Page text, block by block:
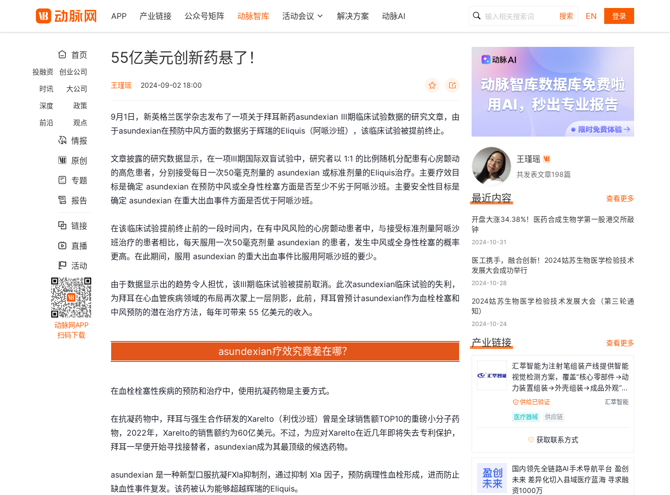
APP 产业链接 公众号矩阵 动脉智库 活动会议 解决方案 动脉AI 搜索 EN 登录
 首页
投融资
创业公司
时讯
大公司
深度
政策
前沿
观点
 情报
 原创
 专题
 报告
 链接
 直播
 活动
动脉网APP
扫码下载
55亿美元创新药悬了！
王瑾瑶 2024-09-02 18:00  
9月1日，新英格兰医学杂志发布了一项关于拜耳新药asundexian Ⅲ期临床试验数据的研究文章，由
于asundexian在预防中风方面的数据劣于辉瑞的Eliquis（阿哌沙班），该临床试验被提前终止。
文章披露的研究数据显示，在一项Ⅲ期国际双盲试验中，研究者以 1:1 的比例随机分配患有心房颤动
的高危患者，分别接受每日一次50毫克剂量的 asundexian 或标准剂量的Eliquis治疗。主要疗效目
标是确定 asundexian 在预防中风或全身性栓塞方面是否至少不劣于阿哌沙班。主要安全性目标是
确定 asundexian 在重大出血事件方面是否优于阿哌沙班。
在该临床试验提前终止前的一段时间内，在有中风风险的心房颤动患者中，与接受标准剂量阿哌沙
班治疗的患者相比，每天服用一次50毫克剂量 asundexian 的患者，发生中风或全身性栓塞的概率
更高。在此期间，服用 asundexian 的重大出血事件比服用阿哌沙班的要少。
由于数据显示出的趋势令人担忧，该Ⅲ期临床试验被提前取消。此次asundexian临床试验的失利，
为拜耳在心血管疾病领域的布局再次蒙上一层阴影，此前，拜耳曾预计asundexian作为血栓栓塞和
中风预防的潜在治疗方法，每年可带来 55 亿美元的收入。
asundexian疗效究竟差在哪？
在血栓栓塞性疾病的预防和治疗中，使用抗凝药物是主要方式。
在抗凝药物中，拜耳与强生合作研发的Xarelto（利伐沙班）曾是全球销售额TOP10的重磅小分子药
物，2022年，Xarelto的销售额约为60亿美元。不过，为应对Xarelto在近几年即将失去专利保护，
拜耳一早便开始寻找接替者，asundexian成为其最顶级的候选药物。
asundexian 是一种新型口服抗凝FXIa抑制剂，通过抑制 XIa 因子，预防病理性血栓形成，进而防止
缺血性事件复发。该药被认为能够超越辉瑞的Eliquis。
王瑾瑶 
共发表文章198篇
最近内容 查看更多
开盘大涨34.38%！医药合成生物学第一股港交所敲
钟
2024-10-31
医工携手，融合创新！2024姑苏生物医学检验技术
发展大会成功举行
2024-10-28
2024姑苏生物医学检验技术发展大会（第三轮通
知）
2024-10-24
产业链接 查看更多
汇萃智能为注射笔组装产线提供智能
视觉检测方案，覆盖“核心零部件→动
力装置组装→外壳组装→成品外观”全
流程
 供给已验证
汇萃智能
医疗器械
供应链
 获取联系方式
国内领先全链路AI手术导航平台 盈创
未来 差异化切入县域医疗蓝海 寻求融
资1000万